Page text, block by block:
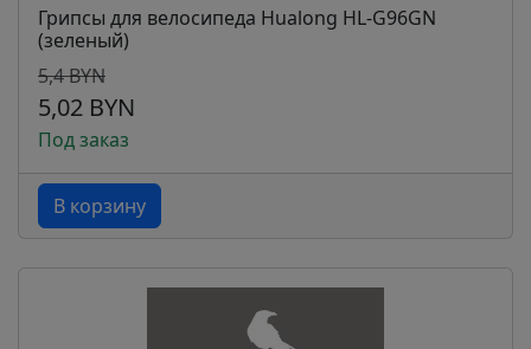
Грипсы для велосипеда Hualong HL-G96GN
(зеленый)
5,4 BYN
5,02 BYN
Под заказ
В корзину